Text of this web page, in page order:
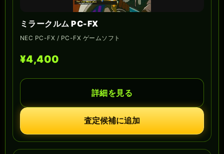
ミラークルム PC-FX
NEC PC-FX / PC-FX ゲームソフト
¥4,400
詳細を見る
査定候補に追加